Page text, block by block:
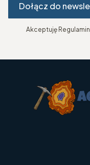
Dołącz do
Akceptuję